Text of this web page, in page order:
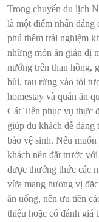
Trong chuyến du lịch
là một điểm nhấn đáng
phú thêm trải nghiệm
những món ăn giản dị
nướng trên than hồng,
bùi, rau rừng xào tỏi
homestay và quán ăn
Cát Tiên phục vụ thực
giúp du khách dễ
bảo vệ sinh. Nếu
khách nên đặt trước
được thưởng thức các
vừa mang hương vị
ăn uống, nên ưu tiên
thiệu hoặc có đánh giá